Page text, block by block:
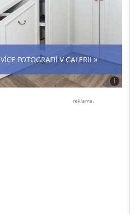
VÍCE FOTOGRAFIÍ V GALERII»
i
Foto:
reklama